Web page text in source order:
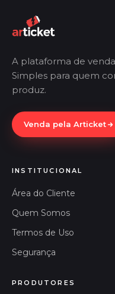
A plataforma de
Simples para quem
produz.
Venda pela Articket
INSTITUCIONAL
Área do Cliente
Quem Somos
Termos de Uso
Segurança
PRODUTORES